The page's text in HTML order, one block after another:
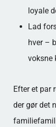
loyale
Lad
hver –
voksne
Efter et par
der gør det